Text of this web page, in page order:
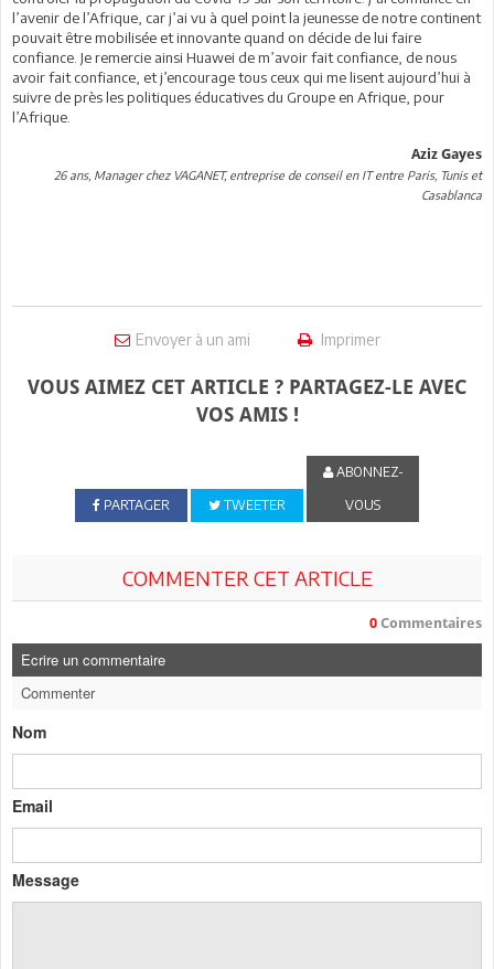
l’avenir de l’Afrique, car j’ai vu à quel point la jeunesse de notre continent
pouvait être mobilisée et innovante quand on décide de lui faire
confiance. Je remercie ainsi Huawei de m’avoir fait confiance, de nous
avoir fait confiance, et j’encourage tous ceux qui me lisent aujourd’hui à
suivre de près les politiques éducatives du Groupe en Afrique, pour
l’Afrique.
Aziz Gayes
26 ans, Manager chez VAGANET, entreprise de conseil en IT entre Paris, Tunis et
Casablanca
Envoyer à un ami Imprimer
VOUS AIMEZ CET ARTICLE ? PARTAGEZ-LE AVEC
VOS AMIS !
PARTAGER TWEETER
ABONNEZ-
VOUS
COMMENTER CET ARTICLE
0 Commentaires
Ecrire un commentaire
Commenter
Nom
Email
Message